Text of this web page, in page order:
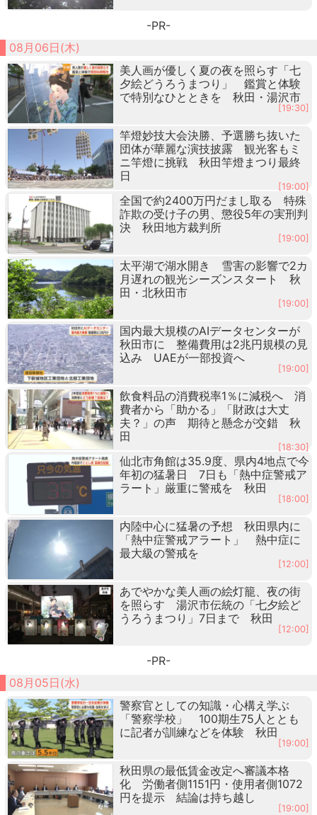
-PR-
08月06日(木)
美人画が優しく夏の夜を照らす「七
夕絵どうろうまつり」 鑑賞と体験
で特別なひとときを 秋田・湯沢市
[19:30]
竿燈妙技大会決勝、予選勝ち抜いた
団体が華麗な演技披露 観光客もミ
ニ竿燈に挑戦 秋田竿燈まつり最終
日
[19:00]
全国で約2400万円だまし取る 特殊
詐欺の受け子の男、懲役5年の実刑判
決 秋田地方裁判所
[19:00]
太平湖で湖水開き 雪害の影響で2カ
月遅れの観光シーズンスタート 秋
田・北秋田市
[19:00]
国内最大規模のAIデータセンターが
秋田市に 整備費用は2兆円規模の見
込み UAEが一部投資へ
[19:00]
飲食料品の消費税率1％に減税へ 消
費者から「助かる」「財政は大丈
夫？」の声 期待と懸念が交錯 秋
田
[18:30]
仙北市角館は35.9度、県内4地点で今
年初の猛暑日 7日も「熱中症警戒ア
ラート」厳重に警戒を 秋田
[18:00]
内陸中心に猛暑の予想 秋田県内に
「熱中症警戒アラート」 熱中症に
最大級の警戒を
[12:00]
あでやかな美人画の絵灯籠、夜の街
を照らす 湯沢市伝統の「七夕絵ど
うろうまつり」7日まで 秋田
[12:00]
-PR-
08月05日(水)
警察官としての知識・心構え学ぶ
「警察学校」 100期生75人ととも
に記者が訓練などを体験 秋田
[19:00]
秋田県の最低賃金改定へ審議本格
化 労働者側1151円・使用者側1072
円を提示 結論は持ち越し
[19:00]